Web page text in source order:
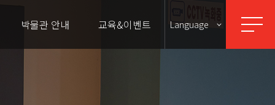
박물관 안내 교육&이벤트 Language